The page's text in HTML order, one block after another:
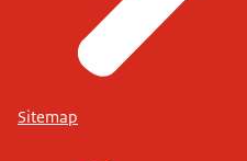
Sitemap